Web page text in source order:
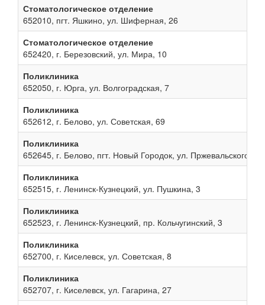
Стоматологическое отделение
652010, пгт. Яшкино, ул. Шиферная, 26
Стоматологическое отделение
652420, г. Березовский, ул. Мира, 10
Поликлиника
652050, г. Юрга, ул. Волгоградская, 7
Поликлиника
652612, г. Белово, ул. Советская, 69
Поликлиника
652645, г. Белово, пгт. Новый Городок, ул. Пржевальского, 13
Поликлиника
652515, г. Ленинск-Кузнецкий, ул. Пушкина, 3
Поликлиника
652523, г. Ленинск-Кузнецкий, пр. Кольчугинский, 3
Поликлиника
652700, г. Киселевск, ул. Советская, 8
Поликлиника
652707, г. Киселевск, ул. Гагарина, 27